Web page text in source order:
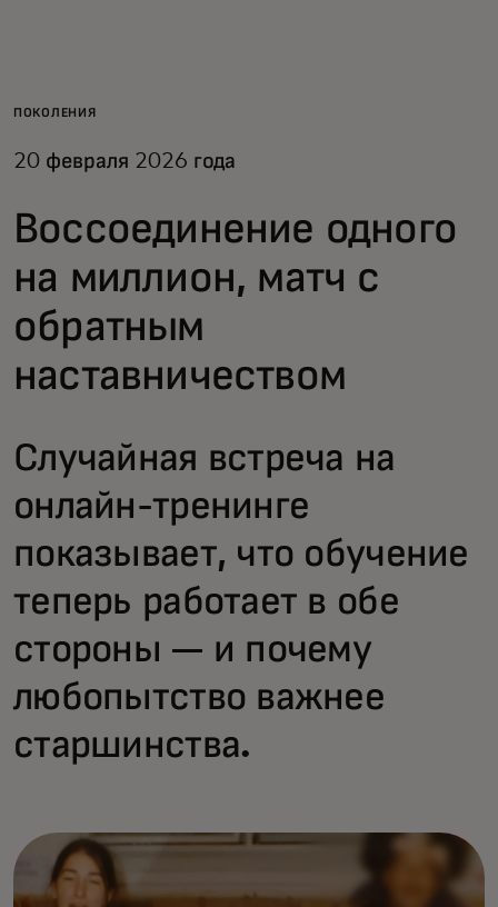
Для бизнеса
Новости и тренды
ПОКОЛЕНИЯ
20 февраля 2026 года
Воссоединение одного
на миллион, матч с
обратным
наставничеством
Случайная встреча на
онлайн-тренинге
показывает, что обучение
теперь работает в обе
стороны — и почему
любопытство важнее
старшинства.